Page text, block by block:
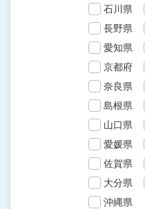
石川県
長野県
愛知県
京都府
奈良県
島根県
山口県
愛媛県
佐賀県
大分県
沖縄県